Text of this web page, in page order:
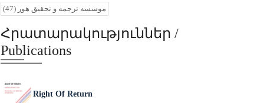
موسسه ترجمه و تحقیق هور (47)
Հրատարակություններ /
Publications
Right Of Return